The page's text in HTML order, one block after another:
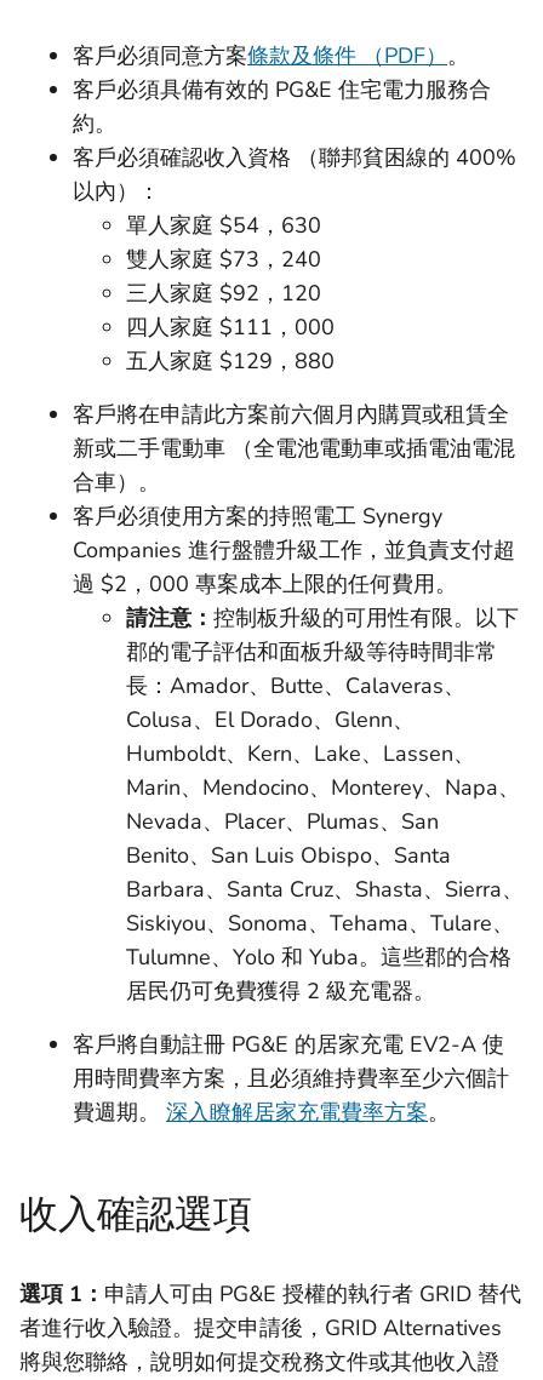
客戶必須同意方案條款及條件 （PDF） 。
客戶必須具備有效的 PG&E 住宅電力服務合
約。
客戶必須確認收入資格 （聯邦貧困線的 400%
以內）：
單人家庭 $54，630
雙人家庭 $73，240
三人家庭 $92，120
四人家庭 $111，000
五人家庭 $129，880
客戶將在申請此方案前六個月內購買或租賃全
新或二手電動車 （全電池電動車或插電油電混
合車）。
客戶必須使用方案的持照電工 Synergy
Companies 進行盤體升級工作，並負責支付超
過 $2，000 專案成本上限的任何費用。
請注意： 控制板升級的可用性有限。以下
郡的電子評估和面板升級等待時間非常
長：Amador、Butte、Calaveras、
Colusa、El Dorado、Glenn、
Humboldt、Kern、Lake、Lassen、
Marin、Mendocino、Monterey、Napa、
Nevada、Placer、Plumas、San
Benito、San Luis Obispo、Santa
Barbara、Santa Cruz、Shasta、Sierra、
Siskiyou、Sonoma、Tehama、Tulare、
Tulumne、Yolo 和 Yuba。這些郡的合格
居民仍可免費獲得 2 級充電器。
客戶將自動註冊 PG&E 的居家充電 EV2-A 使
用時間費率方案，且必須維持費率至少六個計
費週期。 深入瞭解居家充電費率方案。
收入確認選項
選項 1： 申請人可由 PG&E 授權的執行者 GRID 替代
者進行收入驗證。提交申請後，GRID Alternatives
將與您聯絡，說明如何提交稅務文件或其他收入證